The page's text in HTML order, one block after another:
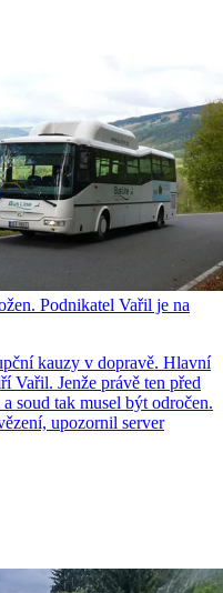
Podnikatel Vařil je na
kauzy v dopravě. Hlavní
Vařil. Jenže právě ten před
soud tak musel být odročen.
upozornil server